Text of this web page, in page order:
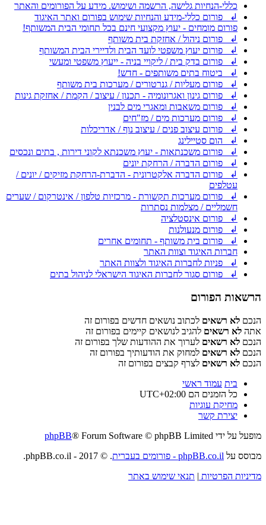
כללי-הנחיות גלישה, הרשמה ושימוש. מידע על הפורומים והאתר
↲ פורום כללי-מידע והנחיות שימוש בפורום ואתר האיגוד
פורום מומחים - יעוץ מקצועי חינם בכל תחומי הבית המשותף!
↲ פורום ניהול / אחזקת בית משותף
↲ פורום יעוץ משפטי לועד הבית ולדיירי הבית המשותף
↲ פורום בדק בית / ליקויי בניה - ייעוץ משפטי ומעשי
↲ ביטוח בתים משותפים - חדש!
↲ פורום מעליות / גנרטורים / מערכות בית משותף
↲ פורום גינון ואגרונומיה - תכנון / עיצוב / הקמת / אחזקת גינות
↲ פורום משאבות ומאגרי מים לבנין
↲ פורום מערכות מים / מז"חים
↲ פורום עיצוב פנים / עיצוב נוף / אדריכלות
↲ הום סטיילינג
↲ פורום משכנתאות - יעוץ משכנתא לקוני דירות , בתים ונכסים
↲ פורום הדברה / הרחקת יונים
↲ פורום הדברה אלקטרונית - הדברת-הרחקת מזיקים / יונים /
עטלפים
↲ פורום מערכות תקשורת - מרכזיות טלפון / אינטרקום / שערים
חשמליים / מצלמות נסתרות
↲ פורום אינסטלציה
↲ פורום מנעולנות
↲ פורום בית משותף - תחומים אחרים
חברות האיגוד וצוות האתר
↲ פניות לחברות האיגוד ולצוות האתר
↲ פורום סגור לחברות האיגוד הישראלי לניהול בתים
הרשאות הפורום
הנכם לא רשאים לכתוב נושאים חדשים בפורום זה
אתה לא רשאים להגיב לנושאים קיימים בפורום זה
הנכם לא רשאים לערוך את ההודעות שלך בפורום זה
הנכם לא רשאים למחוק את הודעותיך בפורום זה
הנכם לא רשאים לצרף קבצים בפורום זה
בית עמוד ראשי
כל הזמנים הם UTC+02:00
מחיקת עוגיות
יצירת קשר
מופעל על ידי
phpBB® Forum Software © phpBB Limited
מבוסס על phpBB.co.il - פורומים בעברית
. © 2017 - phpBB.co.il.
מדיניות הפרטיות | תנאי שימוש באתר